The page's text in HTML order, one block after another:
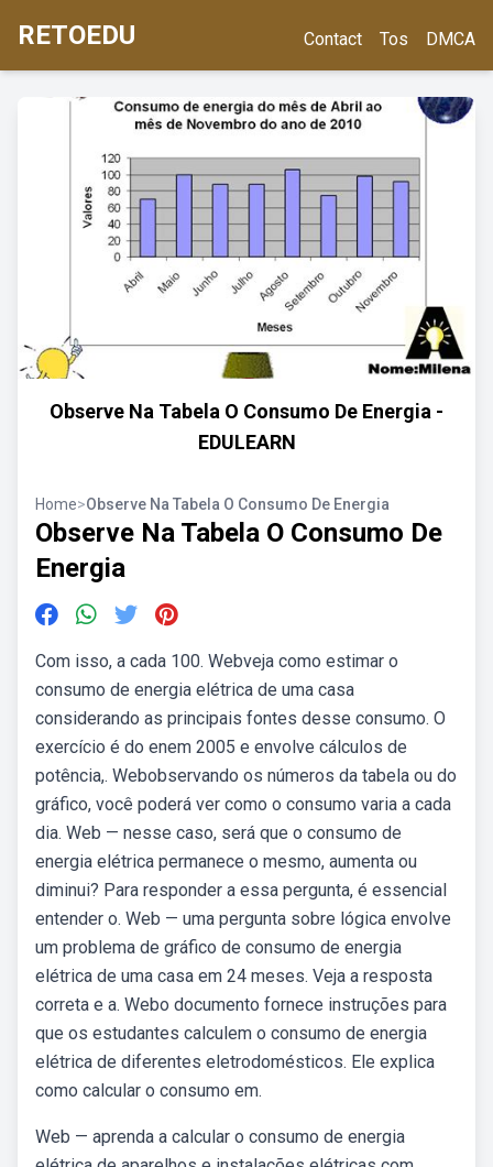
RETOEDU Contact Tos DMCA
Observe Na Tabela O Consumo De Energia -
EDULEARN
Home>Observe Na Tabela O Consumo De Energia
Observe Na Tabela O Consumo De
Energia
Com isso, a cada 100. Webveja como estimar o
consumo de energia elétrica de uma casa
considerando as principais fontes desse consumo. O
exercício é do enem 2005 e envolve cálculos de
potência,. Webobservando os números da tabela ou do
gráfico, você poderá ver como o consumo varia a cada
dia. Web — nesse caso, será que o consumo de
energia elétrica permanece o mesmo, aumenta ou
diminui? Para responder a essa pergunta, é essencial
entender o. Web — uma pergunta sobre lógica envolve
um problema de gráfico de consumo de energia
elétrica de uma casa em 24 meses. Veja a resposta
correta e a. Webo documento fornece instruções para
que os estudantes calculem o consumo de energia
elétrica de diferentes eletrodomésticos. Ele explica
como calcular o consumo em.
Web — aprenda a calcular o consumo de energia